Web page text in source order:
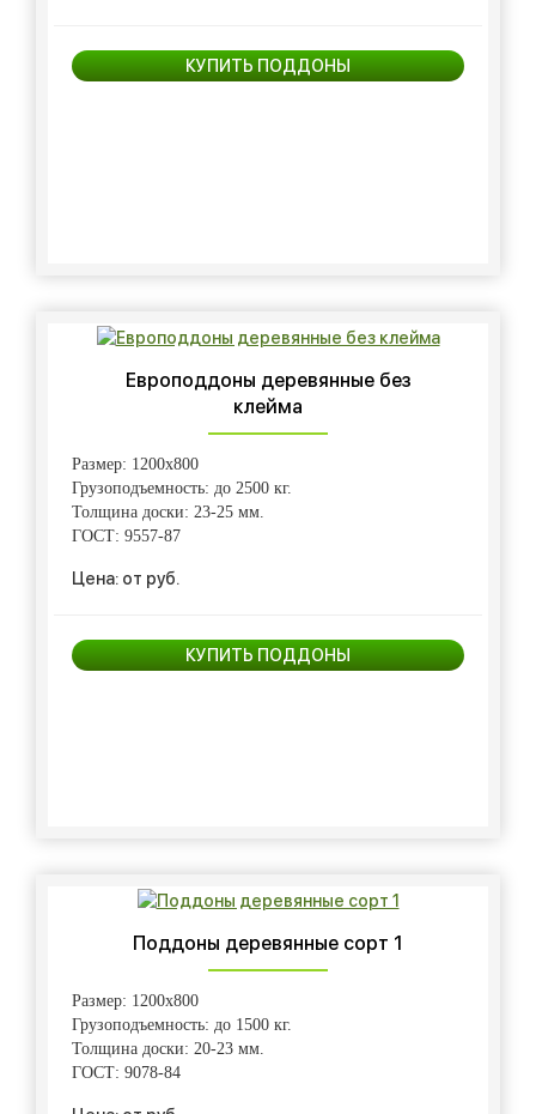
КУПИТЬ ПОДДОНЫ
Европоддоны деревянные без
клейма
Размер: 1200х800
Грузоподъемность: до 2500 кг.
Толщина доски: 23-25 мм.
ГОСТ: 9557-87
Цена: от руб.
КУПИТЬ ПОДДОНЫ
Поддоны деревянные сорт 1
Размер: 1200х800
Грузоподъемность: до 1500 кг.
Толщина доски: 20-23 мм.
ГОСТ: 9078-84